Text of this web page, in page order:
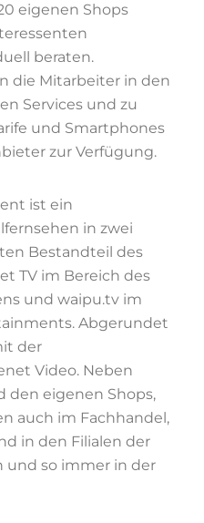
eigenen Shops
beraten.
die Mitarbeiter in den
Services und zu
und Smartphones
zur Verfügung.
ist ein
in zwei
Bestandteil des
TV im Bereich des
und waipu.tv im
Abgerundet
der
Video. Neben
den eigenen Shops,
auch im Fachhandel,
in den Filialen der
und so immer in der